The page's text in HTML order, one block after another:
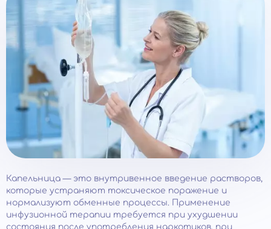
Капельница — это внутривенное введение растворов,
которые устраняют токсическое поражение и
нормализуют обменные процессы. Применение
инфузионной терапии требуется при ухудшении
состояния после употребления наркотиков, при